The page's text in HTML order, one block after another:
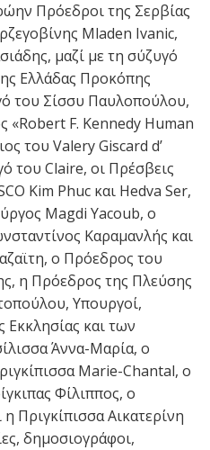
Πρόεδροι της Σερβίας
Mladen Ivanic,
μαζί με τη σύζυγό
Ελλάδας Προκόπης
του Σίσσυ Παυλοπούλου,
«Robert F. Kennedy Human
του Valery Giscard d’
του Claire, οι Πρέσβεις
Kim Phuc και Hedva Ser,
Μagdi Yacoub, ο
Καραμανλής και
ο Πρόεδρος του
η Πρόεδρος της Πλεύσης
Υπουργοί,
και των
Άννα-Μαρία, ο
Μarie-Chantal, o
Φίλιππος, ο
Πριγκίπισσα Αικατερίνη
δημοσιογράφοι,